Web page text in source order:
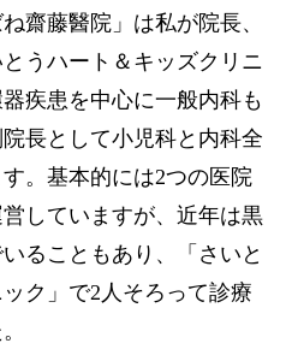
ね齋藤醫院」は私が院長、
うハート＆キッズクリニ
疾患を中心に一般内科も
長として小児科と内科全
。基本的には2つの医院
していますが、近年は黒
ることもあり、「さいと
ク」で2人そろって診療